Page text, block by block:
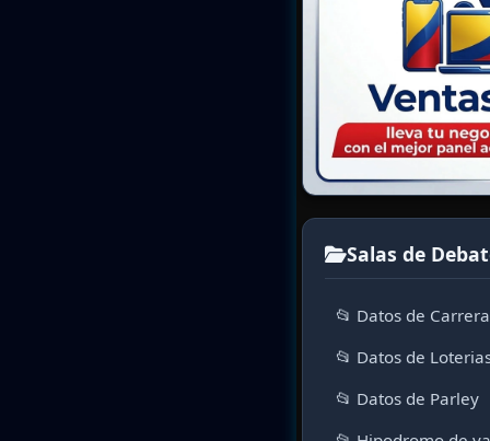
Salas de
📂 Datos de
📂 Datos de
📂 Datos de Parley